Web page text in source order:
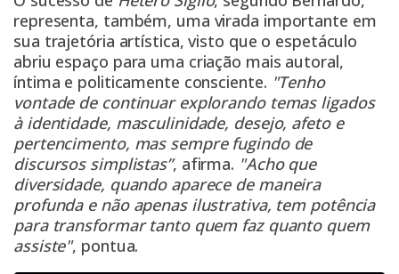
representa, também, uma virada importante em
sua trajetória artística, visto que o espetáculo
abriu espaço para uma criação mais autoral,
íntima e politicamente consciente. "Tenho
vontade de continuar explorando temas ligados
à identidade, masculinidade, desejo, afeto e
pertencimento, mas sempre fugindo de
discursos simplistas”, afirma. "Acho que
diversidade, quando aparece de maneira
profunda e não apenas ilustrativa, tem potência
para transformar tanto quem faz quanto quem
assiste", pontua.